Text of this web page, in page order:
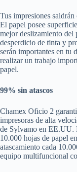
Tus impresiones
El papel posee
mejor deslizamiento del
desperdicio de tinta y
serán importantes en tu
realizar un trabajo
papel.
99% sin atascos
Chamex Oficio 2
impresoras de alta
de Sylvamo en EE.UU.
10.000 hojas de papel
atascamiento cada
equipo multifuncional